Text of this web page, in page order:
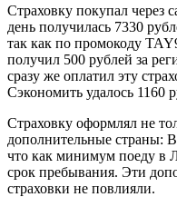
Страховку покупал через
день получилась 7330
так как по промокоду
получил 500 рублей за
сразу же оплатил эту
Сэкономить удалось 1160
Страховку оформлял не
дополнительные страны:
что как минимум поеду в
срок пребывания. Эти
страховки не повлияли.